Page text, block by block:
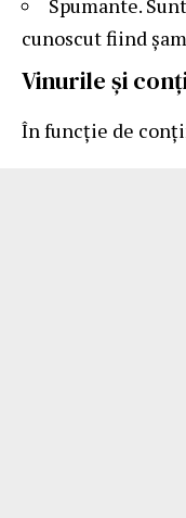
Spumante.
cunoscut fiind
Vinurile și
În funcție de